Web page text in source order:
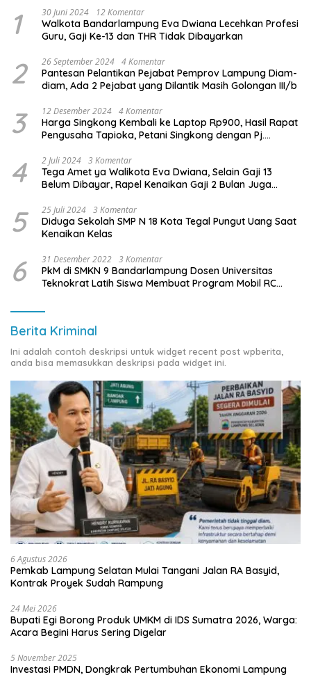
1 30 Juni 2024 12 Komentar
Walkota Bandarlampung Eva Dwiana Lecehkan Profesi
Guru, Gaji Ke-13 dan THR Tidak Dibayarkan
2 26 September 2024 4 Komentar
Pantesan Pelantikan Pejabat Pemprov Lampung Diam-
diam, Ada 2 Pejabat yang Dilantik Masih Golongan III/b
3 12 Desember 2024 4 Komentar
Harga Singkong Kembali ke Laptop Rp900, Hasil Rapat
Pengusaha Tapioka, Petani Singkong dengan Pj.
4 2 Juli 2024 3 Komentar
Tega Amet ya Walikota Eva Dwiana, Selain Gaji 13
Belum Dibayar, Rapel Kenaikan Gaji 2 Bulan Juga
5 25 Juli 2024 3 Komentar
Diduga Sekolah SMP N 18 Kota Tegal Pungut Uang Saat
Kenaikan Kelas
6 31 Desember 2022 3 Komentar
PkM di SMKN 9 Bandarlampung Dosen Universitas
Teknokrat Latih Siswa Membuat Program Mobil RC
Berita Kriminal
Ini adalah contoh deskripsi untuk widget recent post wpberita,
anda bisa memasukkan deskripsi pada widget ini.
6 Agustus 2026
Pemkab Lampung Selatan Mulai Tangani Jalan RA Basyid,
Kontrak Proyek Sudah Rampung
24 Mei 2026
Bupati Egi Borong Produk UMKM di IDS Sumatra 2026, Warga:
Acara Begini Harus Sering Digelar
5 November 2025
Investasi PMDN, Dongkrak Pertumbuhan Ekonomi Lampung